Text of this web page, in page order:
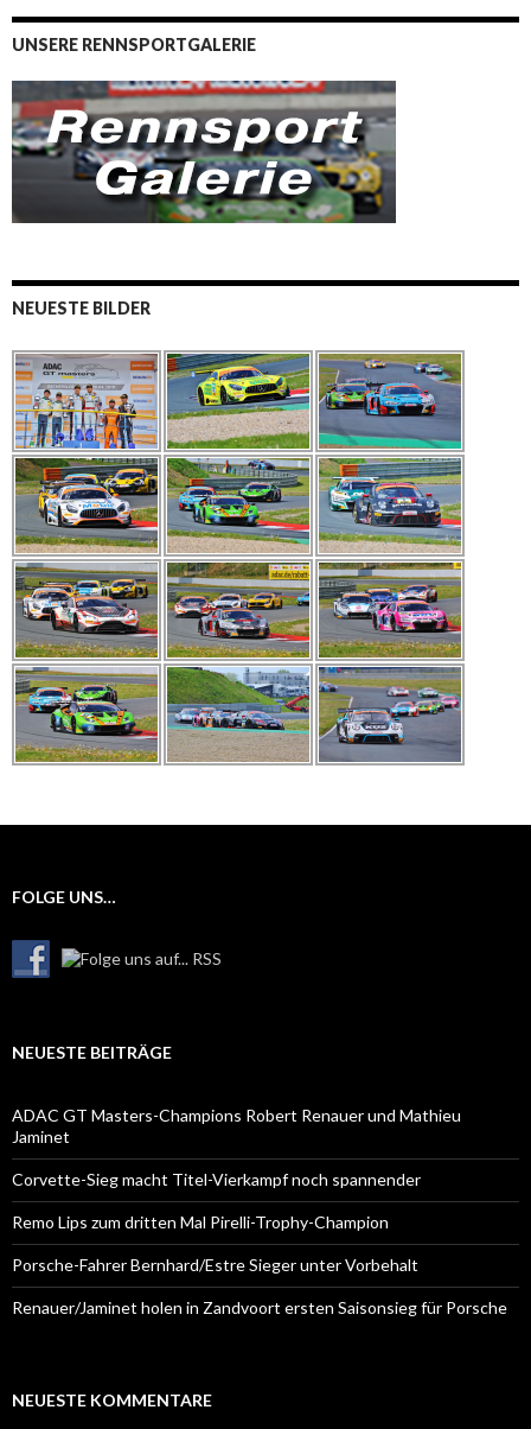
UNSERE RENNSPORTGALERIE
NEUESTE BILDER
FOLGE UNS…
NEUESTE BEITRÄGE
ADAC GT Masters-Champions Robert Renauer und Mathieu
Jaminet
Corvette-Sieg macht Titel-Vierkampf noch spannender
Remo Lips zum dritten Mal Pirelli-Trophy-Champion
Porsche-Fahrer Bernhard/Estre Sieger unter Vorbehalt
Renauer/Jaminet holen in Zandvoort ersten Saisonsieg für Porsche
NEUESTE KOMMENTARE